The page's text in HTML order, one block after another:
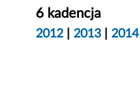
6 kadencja
2012|2013|2014